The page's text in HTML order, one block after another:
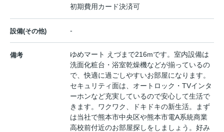
初期費用カード決済可
設備(その他) -
備考
ゆめマート えづまで216mです。室内設備は
洗面化粧台・浴室乾燥機などが揃っているの
で、快適に過ごしやすいお部屋になります。
セキュリティ面は、オートロック・TVインタ
ーホンなど充実しているので安心して生活で
きます。ワクワク、ドキドキの新生活。まず
は当社で熊本市中央区や熊本市電A系統商業
高校前付近のお部屋探しをしましょう。好み